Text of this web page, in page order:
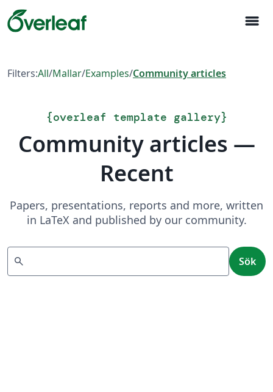
menu
Filters:All/Mallar/Examples/Community articles
{overleaf template gallery}
Community articles —
Recent
Papers, presentations, reports and more, written
in LaTeX and published by our community.
search Sök